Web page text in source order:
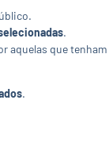
.
aquelas que tenham
.